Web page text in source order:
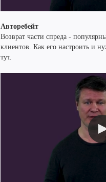
Авторебейт
Возврат части спреда -
клиентов. Как его настроить и
тут.